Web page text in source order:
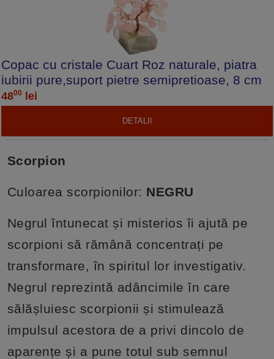
Copac cu cristale Cuart Roz naturale, piatra
iubirii pure,suport pietre semipretioase, 8 cm
4800 lei
DETALII
Scorpion
Culoarea scorpionilor: NEGRU
Negrul întunecat și misterios îi ajută pe
scorpioni să rămână concentrați pe
transformare, în spiritul lor investigativ.
Negrul reprezintă adâncimile în care
sălășluiesc scorpionii și stimulează
impulsul acestora de a privi dincolo de
aparențe și a pune totul sub semnul